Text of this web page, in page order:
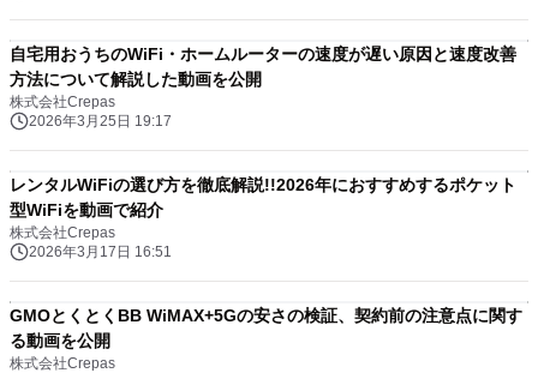
自宅用おうちのWiFi・ホームルーターの速度が遅い原因と速度改善
方法について解説した動画を公開
株式会社Crepas
2026年3月25日 19:17
レンタルWiFiの選び方を徹底解説!!2026年におすすめするポケット
型WiFiを動画で紹介
株式会社Crepas
2026年3月17日 16:51
GMOとくとくBB WiMAX+5Gの安さの検証、契約前の注意点に関す
る動画を公開
株式会社Crepas